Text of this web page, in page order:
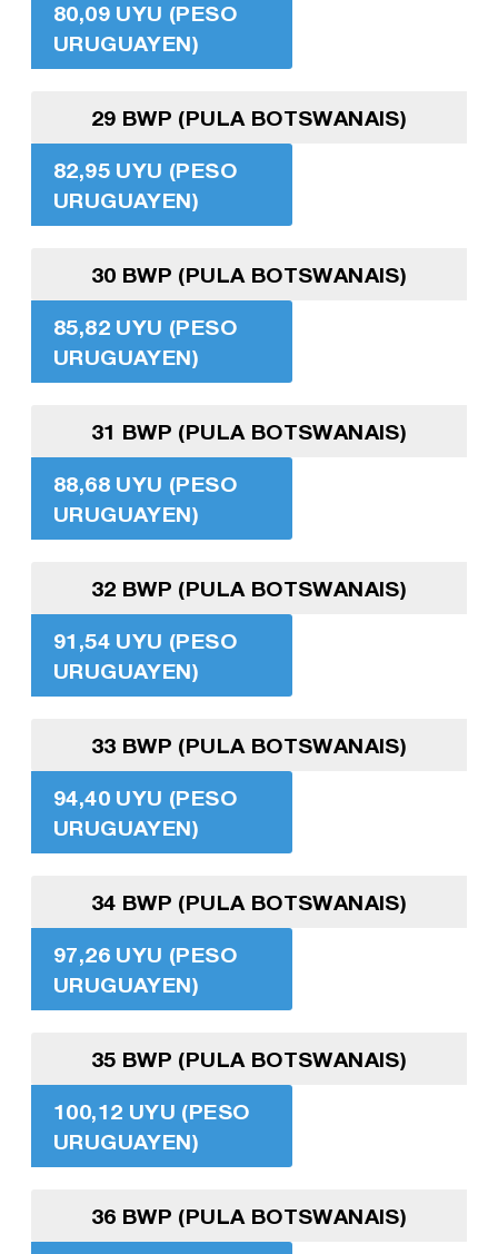
80,09 UYU (PESO
URUGUAYEN)
29 BWP (PULA BOTSWANAIS)
82,95 UYU (PESO
URUGUAYEN)
30 BWP (PULA BOTSWANAIS)
85,82 UYU (PESO
URUGUAYEN)
31 BWP (PULA BOTSWANAIS)
88,68 UYU (PESO
URUGUAYEN)
32 BWP (PULA BOTSWANAIS)
91,54 UYU (PESO
URUGUAYEN)
33 BWP (PULA BOTSWANAIS)
94,40 UYU (PESO
URUGUAYEN)
34 BWP (PULA BOTSWANAIS)
97,26 UYU (PESO
URUGUAYEN)
35 BWP (PULA BOTSWANAIS)
100,12 UYU (PESO
URUGUAYEN)
36 BWP (PULA BOTSWANAIS)